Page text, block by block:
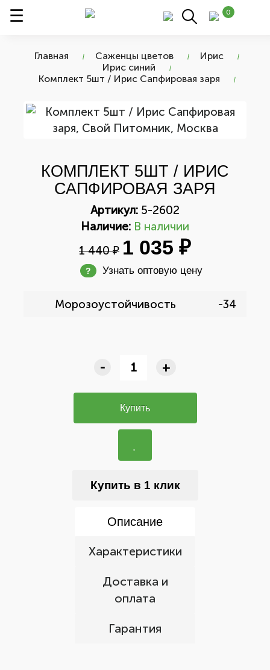
0
Главная Саженцы цветов
Ирис
Ирис синий
Комплект 5шт / Ирис Сапфировая заря
КОМПЛЕКТ 5ШТ / ИРИС
САПФИРОВАЯ ЗАРЯ
Артикул: 5-2602
Наличие: В наличии
1 440 ₽ 1 035 ₽
? Узнать оптовую цену
Морозоустойчивость -34
- +
Купить
Купить в 1 клик
Описание
Характеристики
Доставка и
оплата
Гарантия